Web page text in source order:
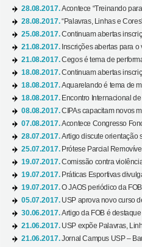
28.08.2017.Acontece “Treinando
28.08.2017.“Palavras, Linhas e
25.08.2017.Continuam abertas
21.08.2017. Inscrições abertas para
21.08.2017.Cegos é tema de
18.08.2017.Continuam abertas
18.08.2017.Aquarelando é tema de
18.08.2017. Encontro Internacional
08.08.2017.CIPAs capacitam novos
07.08.2017.Acontece Congresso
28.07.2017.Artigo discute orientação
25.07.2017. Prótese Parcial
19.07.2017.Comissão contra
19.07.2017. Práticas Esportivas
19.07.2017.O JAOS periódico da
05.07.2017. USP aprova novo curso
30.06.2017.Artigo da FOB é
21.06.2017. USP expõe Palavras,
21.06.2017.Jornal Campus USP –